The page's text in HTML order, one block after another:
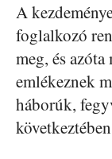
A
foglalkozó
meg, és
emlékeznek
háborúk,